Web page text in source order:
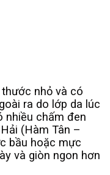
nhỏ và có
ra do lớp da lúc
nhiều chấm đen
(Hàm Tân –
bầu hoặc mực
và giòn ngon hơn